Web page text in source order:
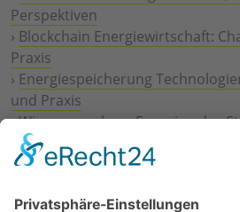
Perspektiven
› Blockchain Energiewirtschaft:
Praxis
› Energiespeicherung
und Praxis
›Wie erneuerbare Energien das
Digitalisierung
Prozesse
Geschäftsmodelle